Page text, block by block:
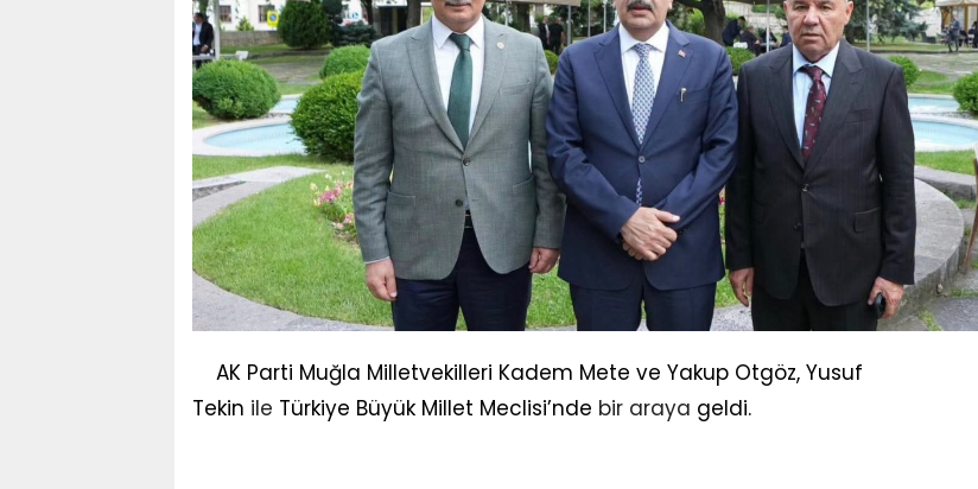
AK Parti Muğla Milletvekilleri Kadem Mete ve Yakup Otgöz, Yusuf
Tekin ile Türkiye Büyük Millet Meclisi’nde bir araya geldi.